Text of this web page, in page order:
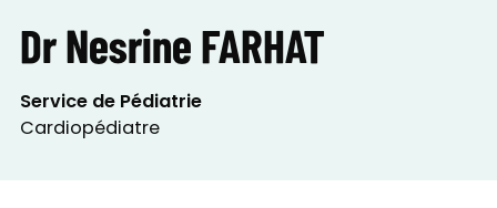
Dr Nesrine FARHAT
Service de Pédiatrie
Cardiopédiatre